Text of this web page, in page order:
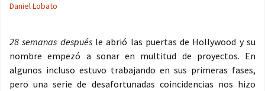
Daniel Lobato
28 semanas despuésle abrió las puertas de Hollywood y su
nombre empezó a sonar en multitud de proyectos. En
algunos incluso estuvo trabajando en sus primeras fases,
pero una serie de desafortunadas coincidencias nos hizo